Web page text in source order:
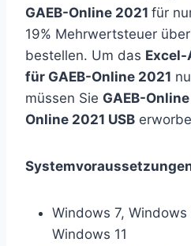
GAEB-Online 2021 für
19% Mehrwertsteuer
bestellen. Um das Excel-
für GAEB-Online 2021
müssen Sie GAEB-
Online 2021 USB
Windows 7,
Windows 11